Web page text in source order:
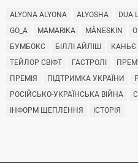
ALYONA ALYONA ALYOSHA DUA
GO_A
MAMARIKA MÅNESKIN
БУМБОКС
БІЛЛІ АЙЛІШ КАНЬЄ
ТЕЙЛОР СВІФТ
ГАСТРОЛІ
ПРЕМІЯ
ПІДТРИМКА УКРАЇНИ
РОСІЙСЬКО-УКРАЇНСЬКА ВІЙНА
ІНФОРМ ЩЕПЛЕННЯ
ІСТОРІЯ